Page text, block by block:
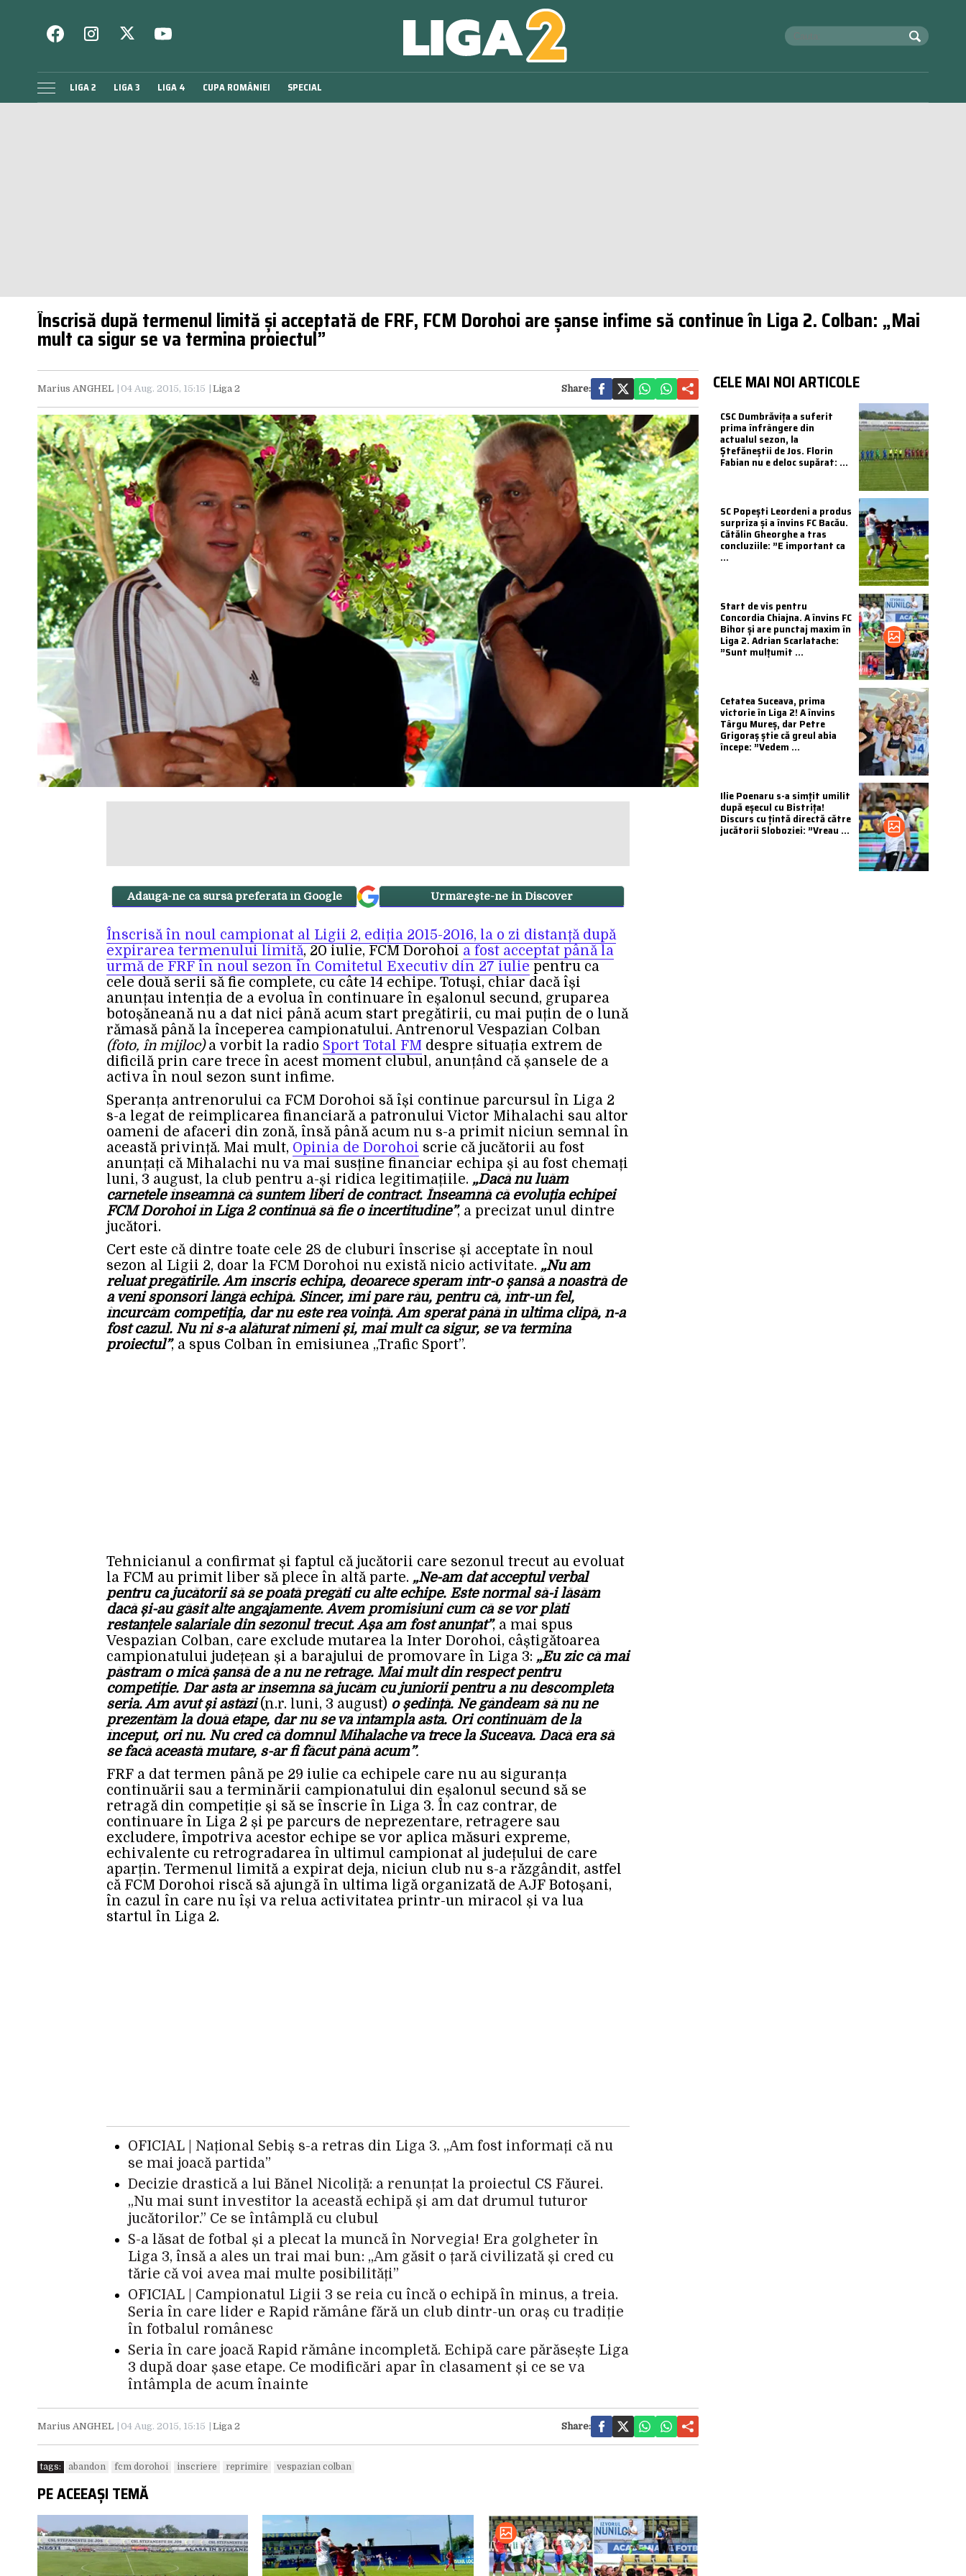
LIGA 2 LIGA 3 LIGA 4 CUPA ROMÂNIEI SPECIAL
Înscrisă după termenul limită și acceptată de FRF, FCM Dorohoi are șanse infime să continue în Liga 2. Colban: „Mai
mult ca sigur se va termina proiectul”
Marius ANGHEL 04 Aug. 2015, 15:15 Liga 2 Share:
Adaugă-ne ca sursă preferată în Google Urmărește-ne in Discover
Înscrisă în noul campionat al Ligii 2, ediția 2015-2016, la o zi distanță după
expirarea termenului limită, 20 iulie, FCM Dorohoi a fost acceptat până la
urmă de FRF în noul sezon în Comitetul Executiv din 27 iulie pentru ca
cele două serii să fie complete, cu câte 14 echipe. Totuși, chiar dacă își
anunțau intenția de a evolua în continuare în eșalonul secund, gruparea
botoșăneană nu a dat nici până acum start pregătirii, cu mai puțin de o lună
rămasă până la începerea campionatului. Antrenorul Vespazian Colban
(foto, în mijloc)a vorbit la radio Sport Total FM despre situația extrem de
dificilă prin care trece în acest moment clubul, anunțând că șansele de a
activa în noul sezon sunt infime.
Speranța antrenorului ca FCM Dorohoi să își continue parcursul în Liga 2
s-a legat de reimplicarea financiară a patronului Victor Mihalachi sau altor
oameni de afaceri din zonă, însă până acum nu s-a primit niciun semnal în
această privință. Mai mult, Opinia de Dorohoi scrie că jucătorii au fost
anunțați că Mihalachi nu va mai susține financiar echipa și au fost chemați
luni, 3 august, la club pentru a-și ridica legitimațiile. „Dacă nu luăm
carnetele înseamnă că suntem liberi de contract. Înseamnă că evoluția echipei
FCM Dorohoi în Liga 2 continuă să fie o incertitudine”, a precizat unul dintre
jucători.
Cert este că dintre toate cele 28 de cluburi înscrise și acceptate în noul
sezon al Ligii 2, doar la FCM Dorohoi nu există nicio activitate. „Nu am
reluat pregătirile. Am înscris echipa, deoarece speram într-o șansă a noastră de
a veni sponsori lângă echipă. Sincer, îmi pare rău, pentru că, într-un fel,
încurcăm competiția, dar nu este rea voință. Am sperat până în ultima clipă, n-a
fost cazul. Nu ni s-a alăturat nimeni și, mai mult ca sigur, se va termina
proiectul”, a spus Colban în emisiunea „Trafic Sport”.
Tehnicianul a confirmat și faptul că jucătorii care sezonul trecut au evoluat
la FCM au primit liber să plece în altă parte. „Ne-am dat acceptul verbal
pentru ca jucătorii să se poată pregăti cu alte echipe. Este normal să-i lăsăm
dacă și-au găsit alte angajamente. Avem promisiuni cum că se vor plăti
restanțele salariale din sezonul trecut. Așa am fost anunțat”, a mai spus
Vespazian Colban, care exclude mutarea la Inter Dorohoi, câștigătoarea
campionatului județean și a barajului de promovare în Liga 3: „Eu zic că mai
păstram o mică șansă de a nu ne retrage. Mai mult din respect pentru
competiție. Dar asta ar însemna să jucăm cu juniorii pentru a nu descompleta
seria. Am avut și astăzi(n.r. luni, 3 august) o ședință. Ne gândeam să nu ne
prezentăm la două etape, dar nu se va întampla asta. Ori continuăm de la
început, ori nu. Nu cred că domnul Mihalache va trece la Suceava. Dacă era să
se facă această mutare, s-ar fi făcut până acum”.
FRF a dat termen până pe 29 iulie ca echipele care nu au siguranța
continuării sau a terminării campionatului din eșalonul secund să se
retragă din competiție și să se înscrie în Liga 3. În caz contrar, de
continuare în Liga 2 și pe parcurs de neprezentare, retragere sau
excludere, împotriva acestor echipe se vor aplica măsuri expreme,
echivalente cu retrogradarea în ultimul campionat al județului de care
aparțin. Termenul limită a expirat deja, niciun club nu s-a răzgândit, astfel
că FCM Dorohoi riscă să ajungă în ultima ligă organizată de AJF Botoșani,
în cazul în care nu își va relua activitatea printr-un miracol și va lua
startul în Liga 2.
OFICIAL | Național Sebiș s-a retras din Liga 3. „Am fost informați că nu
se mai joacă partida”
Decizie drastică a lui Bănel Nicoliță: a renunțat la proiectul CS Făurei.
„Nu mai sunt investitor la această echipă și am dat drumul tuturor
jucătorilor.” Ce se întâmplă cu clubul
S-a lăsat de fotbal și a plecat la muncă în Norvegia! Era golgheter în
Liga 3, însă a ales un trai mai bun: „Am găsit o țară civilizată și cred cu
tărie că voi avea mai multe posibilități”
OFICIAL | Campionatul Ligii 3 se reia cu încă o echipă în minus, a treia.
Seria în care lider e Rapid rămâne fără un club dintr-un oraș cu tradiție
în fotbalul românesc
Seria în care joacă Rapid rămâne incompletă. Echipă care părăsește Liga
3 după doar șase etape. Ce modificări apar în clasament și ce se va
întâmpla de acum înainte
Marius ANGHEL 04 Aug. 2015, 15:15 Liga 2 Share:
tags: abandon fcm dorohoi inscriere reprimire vespazian colban
PE ACEEAȘI TEMĂ
CELE MAI NOI ARTICOLE
CSC Dumbrăvița a suferit
prima înfrângere din
actualul sezon, la
Ștefăneștii de Jos. Florin
Fabian nu e deloc supărat: ...
SC Popești Leordeni a produs
surpriza și a învins FC Bacău.
Cătălin Gheorghe a tras
concluziile: ”E important ca
...
Start de vis pentru
Concordia Chiajna. A învins FC
Bihor și are punctaj maxim în
Liga 2. Adrian Scarlatache:
”Sunt mulțumit ...
Cetatea Suceava, prima
victorie în Liga 2! A învins
Târgu Mureș, dar Petre
Grigoraș știe că greul abia
începe: ”Vedem ...
Ilie Poenaru s-a simțit umilit
după eșecul cu Bistrița!
Discurs cu țintă directă către
jucătorii Sloboziei: ”Vreau ...